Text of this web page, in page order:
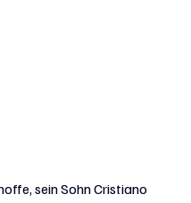
sein Sohn Cristiano